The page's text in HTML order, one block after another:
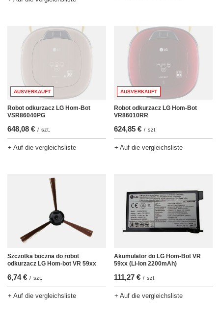
AUSVERKAUFT
Robot odkurzacz LG Hom-Bot
VSR86040PG
648,08 € / szt.
+ Auf die vergleichsliste
AUSVERKAUFT
Robot odkurzacz LG Hom-Bot
VR86010RR
624,85 € / szt.
+ Auf die vergleichsliste
Szczotka boczna do robot
odkurzacz LG Hom-bot VR 59xx
6,74 € / szt.
+ Auf die vergleichsliste
Akumulator do LG Hom-Bot VR
59xx (Li-Ion 2200mAh)
111,27 € / szt.
+ Auf die vergleichsliste